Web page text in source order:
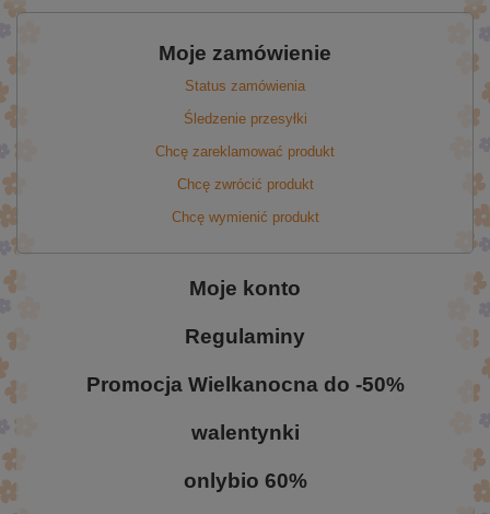
Moje zamówienie
Status zamówienia
Śledzenie przesyłki
Chcę zareklamować produkt
Chcę zwrócić produkt
Chcę wymienić produkt
Moje konto
Regulaminy
Promocja Wielkanocna do -50%
walentynki
onlybio 60%